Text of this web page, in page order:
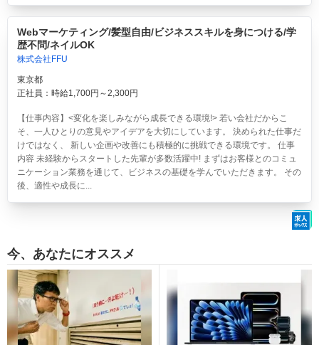
Webマーケティング/髪型自由/ビジネススキルを身につける/学
歴不問/ネイルOK
株式会社FFU
東京都
正社員：時給1,700円～2,300円
【仕事内容】<変化を楽しみながら成長できる環境!> 若い会社だからこ
そ、一人ひとりの意見やアイデアを大切にしています。 決められた仕事だ
けではなく、 新しい企画や改善にも積極的に挑戦できる環境です。 仕事
内容 未経験からスタートした先輩が多数活躍中! まずはお客様とのコミュ
ニケーション業務を通じて、ビジネスの基礎を学んでいただきます。 その
後、適性や成長に...
今、あなたにオススメ